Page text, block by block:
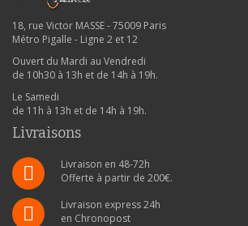
18, rue Victor MASSE - 75009 Paris
Métro Pigalle - Ligne 2 et 12
Ouvert du Mardi au Vendredi
de 10h30 à 13h et de 14h à 19h.
Le Samedi
de 11h à 13h et de 14h à 19h.
Livraisons
Livraison en 48-72h
Offerte à partir de 200€.
Livraison express 24h
en Chronopost